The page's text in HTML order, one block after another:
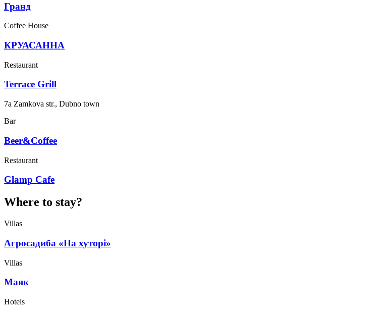
Гранд
Coffee House
КРУАСАННА
Restaurant
Terrace Grill
7a Zamkova str., Dubno town
Bar
Beer&Coffee
Restaurant
Glamp Cafe
Where to stay?
Villas
Агросадиба «На хуторі»
Villas
Маяк
Hotels